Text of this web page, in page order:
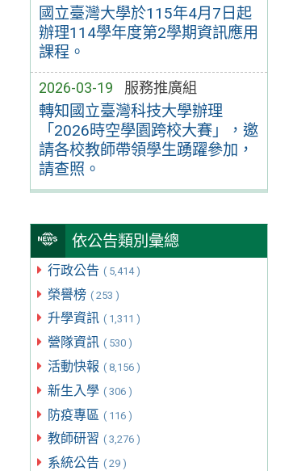
國立臺灣大學於115年4月7日起
辦理114學年度第2學期資訊應用
課程。
2026-03-19 服務推廣組
轉知國立臺灣科技大學辦理
「2026時空學園跨校大賽」，邀
請各校教師帶領學生踴躍參加，
請查照。
依公告類別彙總
行政公告 ( 5,414 )
榮譽榜 ( 253 )
升學資訊 ( 1,311 )
營隊資訊 ( 530 )
活動快報 ( 8,156 )
新生入學 ( 306 )
防疫專區 ( 116 )
教師研習 ( 3,276 )
系統公告 ( 29 )